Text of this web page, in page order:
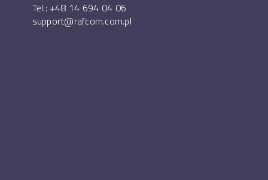
Tel.: +48 14 694 04 06
support@rafcom.com.pl